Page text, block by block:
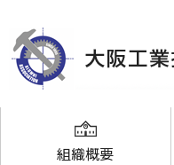
組織概要